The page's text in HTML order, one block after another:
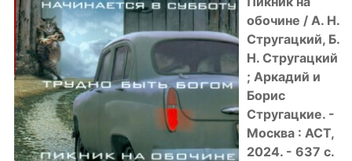
обочине / А. Н.
Стругацкий, Б.
Н. Стругацкий
; Аркадий и
Борис
Стругацкие. -
Москва : АСТ,
2024. - 637 с.